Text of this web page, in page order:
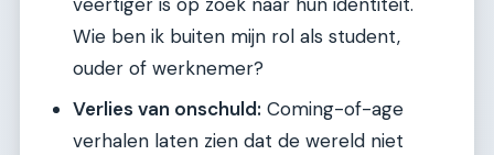
Wie ben ik buiten mijn rol als student,
ouder of werknemer?
Verlies van onschuld: Coming-of-age
verhalen laten zien dat de wereld niet